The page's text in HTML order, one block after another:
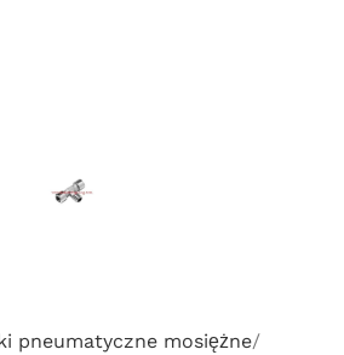
pneumatyczne mosiężne